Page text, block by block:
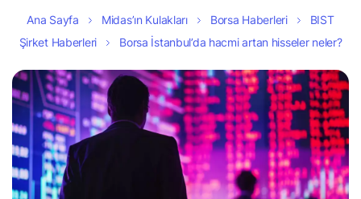
Ana Sayfa Midas’ın Kulakları Borsa Haberleri
BIST
Şirket Haberleri
Borsa İstanbul’da hacmi artan hisseler neler?